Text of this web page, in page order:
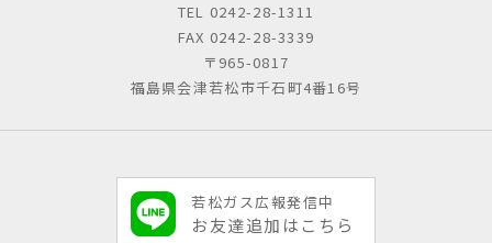
TEL 0242-28-1311
FAX 0242-28-3339
〒965-0817
福島県会津若松市千石町4番16号
若松ガス広報発信中
お友達追加はこちら